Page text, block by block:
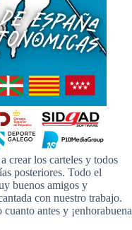
crear los carteles y todos
posteriores. Todo el
buenos amigos y
con nuestro trabajo.
antes y ¡enhorabuena